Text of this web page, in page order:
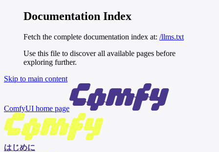
Documentation Index
Fetch the complete documentation index at: /llms.txt
Use this file to discover all available pages before
exploring further.
Skip to main content
ComfyUI home page
はじめに